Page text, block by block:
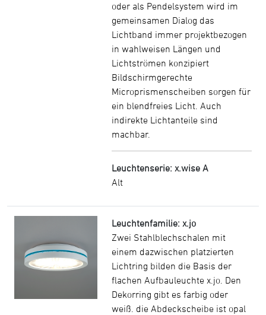
oder als Pendelsystem wird im
gemeinsamen Dialog das
Lichtband immer projektbezogen
in wahlweisen Längen und
Lichtströmen konzipiert
Bildschirmgerechte
Microprismenscheiben sorgen für
ein blendfreies Licht. Auch
indirekte Lichtanteile sind
machbar.
Leuchtenserie: x.wise A
Alt
Leuchtenfamilie: x.jo
Zwei Stahlblechschalen mit
einem dazwischen platzierten
Lichtring bilden die Basis der
flachen Aufbauleuchte x.jo. Den
Dekorring gibt es farbig oder
weiß. die Abdeckscheibe ist opal